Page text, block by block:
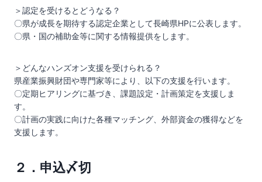
＞認定を受けるとどうなる？
〇県が成長を期待する認定企業として長崎県HPに公表します。
〇県・国の補助金等に関する情報提供をします。
＞どんなハンズオン支援を受けられる？
県産業振興財団や専門家等により、以下の支援を行います。
〇定期ヒアリングに基づき、課題設定・計画策定を支援しま
す。
〇計画の実践に向けた各種マッチング、外部資金の獲得などを
支援します。
２．申込〆切